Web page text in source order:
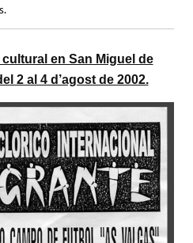
en San Miguel de
2 al 4 d’agost de 2002.